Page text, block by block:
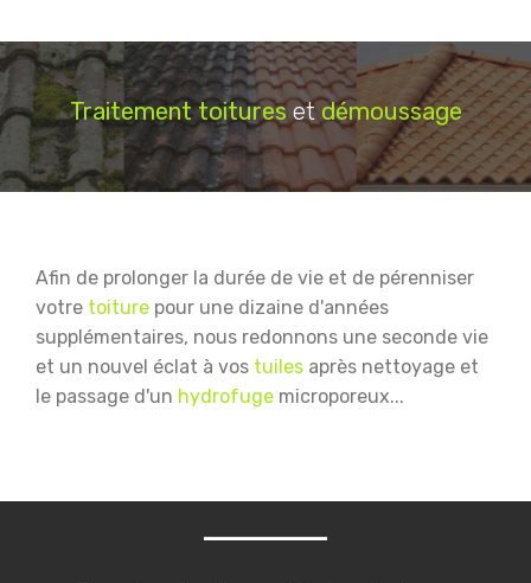
Traitement toitureset démoussage
Afin de prolonger la durée de vie et de pérenniser
votre toiture pour une dizaine d'années
supplémentaires, nous redonnons une seconde vie
et un nouvel éclat à vos tuiles après nettoyage et
le passage d'un hydrofuge microporeux...